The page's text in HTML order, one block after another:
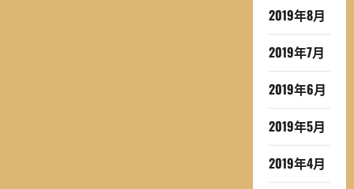
2019年8月
2019年7月
2019年6月
2019年5月
2019年4月